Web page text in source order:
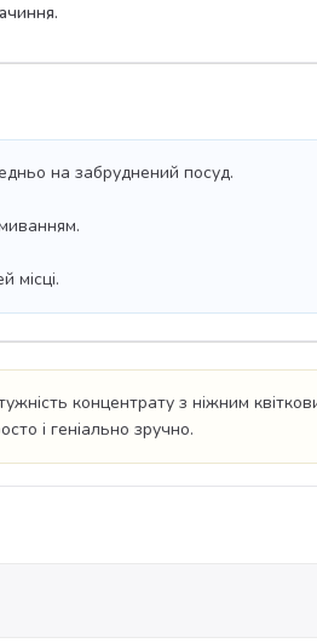
на забруднений посуд.
місці.
концентрату з ніжним
і геніально зручно.